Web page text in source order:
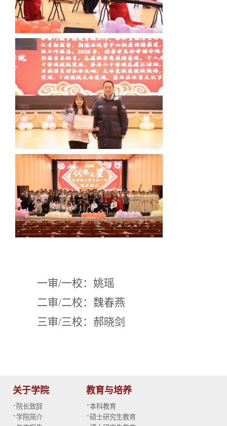
一审/一校：姚瑶
二审/二校：魏春燕
三审/三校：郝晓剑
关于学院
· 院长致辞
·学院简介
教育与培养
·本科教育
·硕士研究生教育